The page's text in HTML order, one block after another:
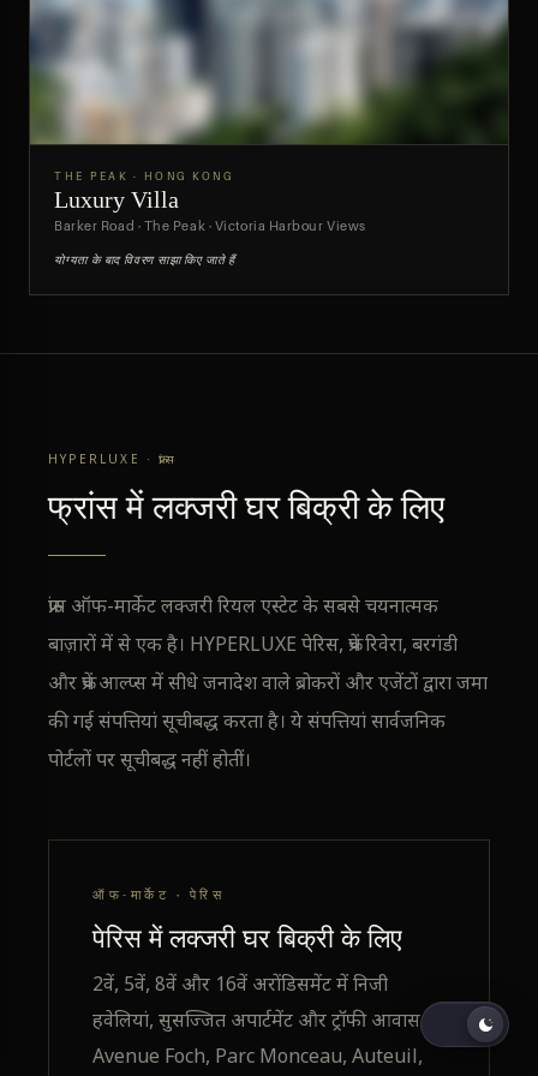
पूर्वावलोकन
THE PEAK · HONG KONG
Luxury Villa
Barker Road · The Peak · Victoria Harbour Views
योग्यता के बाद विवरण साझा किए जाते हैं
HYPERLUXE · फ्रांस
फ्रांस में लक्जरी घर बिक्री के लिए
फ्रांस ऑफ-मार्केट लक्जरी रियल एस्टेट के सबसे चयनात्मक
बाज़ारों में से एक है। HYPERLUXE पेरिस, फ्रेंच रिवेरा, बरगंडी
और फ्रेंच आल्प्स में सीधे जनादेश वाले ब्रोकरों और एजेंटों द्वारा जमा
की गई संपत्तियां सूचीबद्ध करता है। ये संपत्तियां सार्वजनिक
पोर्टलों पर सूचीबद्ध नहीं होतीं।
ऑफ-मार्केट · पेरिस
पेरिस में लक्जरी घर बिक्री के लिए
2वें, 5वें, 8वें और 16वें अरोंडिसमेंट में निजी
हवेलियां, सुसज्जित अपार्टमेंट और ट्रॉफी आवास।
Avenue Foch, Parc Monceau, Auteuil,